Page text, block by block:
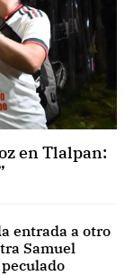
en Tlalpan:
entrada a otro
Samuel